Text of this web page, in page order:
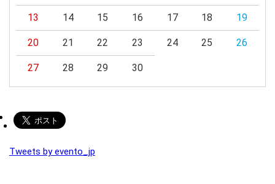
13 14 15 16 17 18 19
20 21 22 23 24 25 26
27 28 29 30
Tweets by evento_jp